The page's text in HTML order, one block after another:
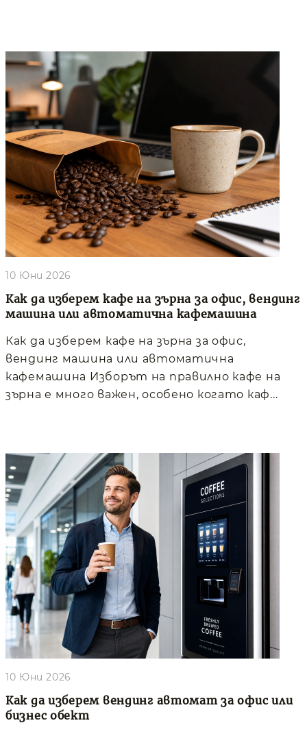
Как да изберем кафе на зърна за офис, вендинг
машина или автоматична кафемашина
10 Юни 2026
Как да изберем кафе на зърна за офис,
вендинг машина или автоматична
кафемашина Изборът на правилно кафе на
зърна е много важен, особено когато каф...
Как да изберем вендинг автомат за офис или
бизнес обект
10 Юни 2026